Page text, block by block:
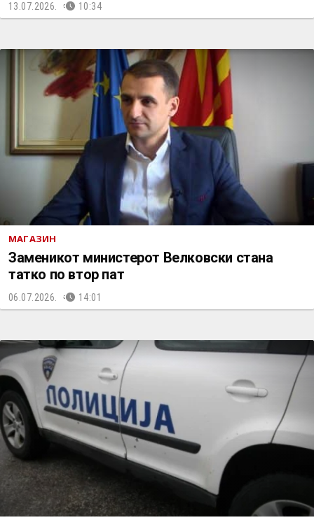
13.07.2026. 10:34
МАГАЗИН
Заменикот министерот Велковски стана
татко по втор пат
06.07.2026. 14:01